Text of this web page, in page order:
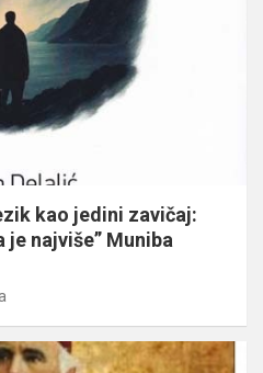
kao jedini zavičaj:
je najviše” Muniba